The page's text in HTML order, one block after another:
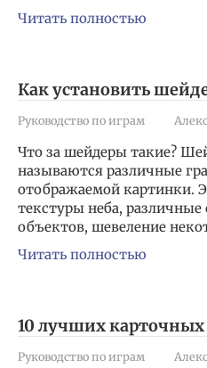
Читать полностью
Как установить
Руководство по играм
Что за шейдеры такие?
называются различные
отображаемой картинки.
текстуры неба,
объектов, шевеление
Читать полностью
10 лучших карточных
Руководство по играм